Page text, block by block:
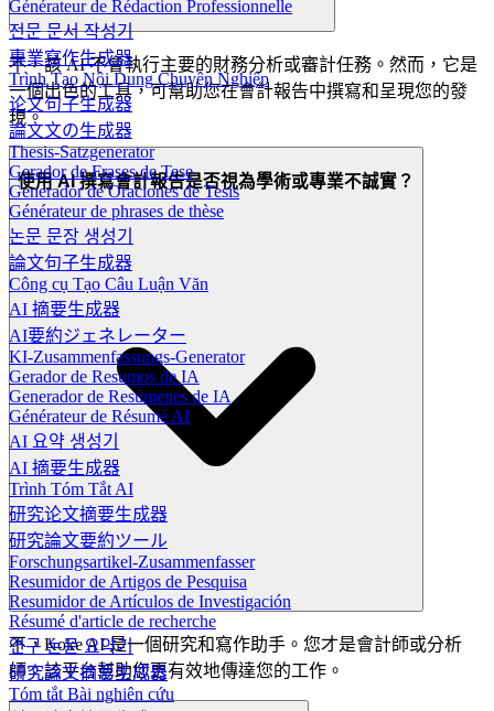
Générateur de Rédaction Professionnelle
전문 문서 작성기
專業寫作生成器
Trình Tạo Nội Dung Chuyên Nghiệp
论文句子生成器
論文文の生成器
Thesis-Satzgenerator
Gerador de Frases de Tese
Generador de Oraciones de Tesis
Générateur de phrases de thèse
논문 문장 생성기
論文句子生成器
Công cụ Tạo Câu Luận Văn
AI 摘要生成器
AI要約ジェネレーター
KI-Zusammenfassungs-Generator
Gerador de Resumos de IA
Generador de Resúmenes de IA
Générateur de Résumé AI
AI 요약 생성기
AI 摘要生成器
Trình Tóm Tắt AI
研究论文摘要生成器
研究論文要約ツール
Forschungsartikel-Zusammenfasser
Resumidor de Artigos de Pesquisa
Resumidor de Artículos de Investigación
Résumé d'article de recherche
연구 논문 요약기
研究論文摘要生成器
Tóm tắt Bài nghiên cứu
不，該 AI 不會執行主要的財務分析或審計任務。然而，它是
一個出色的工具，可幫助您在會計報告中撰寫和呈現您的發
現。
使用 AI 撰寫會計報告是否視為學術或專業不誠實？
不，Koke AI 是一個研究和寫作助手。您才是會計師或分析
師。該平台幫助您更有效地傳達您的工作。